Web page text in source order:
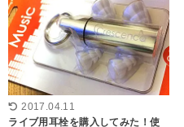
2017.04.11
ライブ用耳栓を購入してみた！使